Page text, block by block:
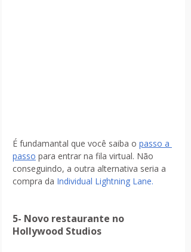
É fundamantal que você saiba o passo a
passo para entrar na fila virtual. Não
conseguindo, a outra alternativa seria a
compra da Individual Lightning Lane.
5- Novo restaurante no
Hollywood Studios